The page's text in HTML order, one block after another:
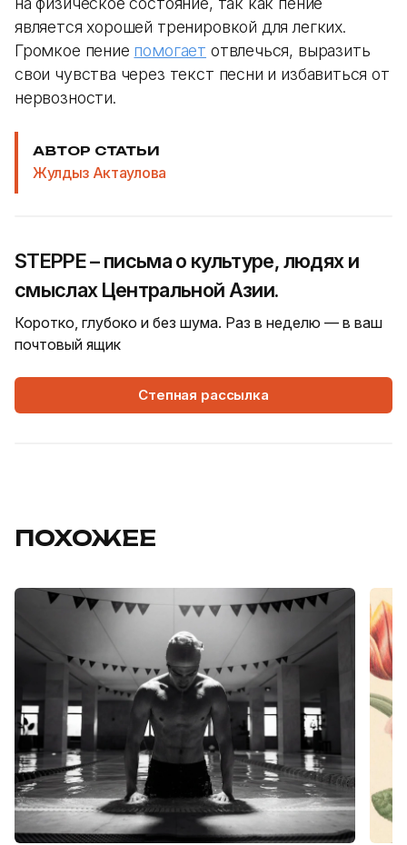
является хорошей тренировкой для легких.
Громкое пение помогает отвлечься, выразить
свои чувства через текст песни и избавиться от
нервозности.
АВТОР СТАТЬИ
Жулдыз Актаулова
STEPPE – письма о культуре, людях и
смыслах Центральной Азии.
Коротко, глубоко и без шума. Раз в неделю — в ваш
почтовый ящик
Степная рассылка
ПОХОЖЕЕ